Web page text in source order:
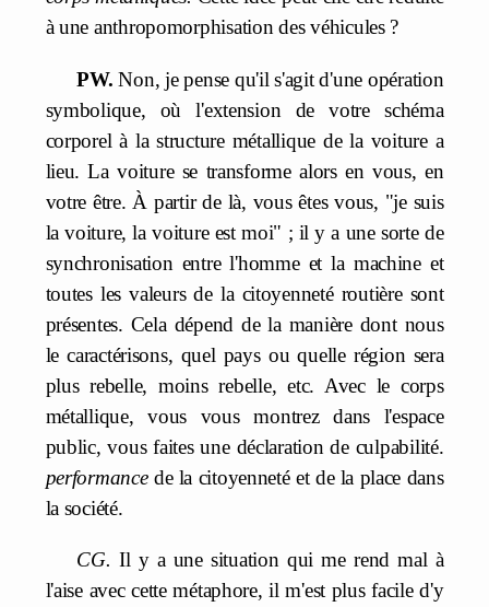
à une anthropomorphisation des véhicules ?
PW.Non, je pense qu'il s'agit d'une opération
symbolique, où l'extension de votre schéma
corporel à la structure métallique de la voiture a
lieu. La voiture se transforme alors en vous, en
votre être. À partir de là, vous êtes vous, "je suis
la voiture, la voiture est moi" ; il y a une sorte de
synchronisation entre l'homme et la machine et
toutes les valeurs de la citoyenneté routière sont
présentes. Cela dépend de la manière dont nous
le caractérisons, quel pays ou quelle région sera
plus rebelle, moins rebelle, etc. Avec le corps
métallique, vous vous montrez dans l'espace
public, vous faites une déclaration de culpabilité.
performancede la citoyenneté et de la place dans
la société.
CG. Il y a une situation qui me rend mal à
l'aise avec cette métaphore, il m'est plus facile d'y